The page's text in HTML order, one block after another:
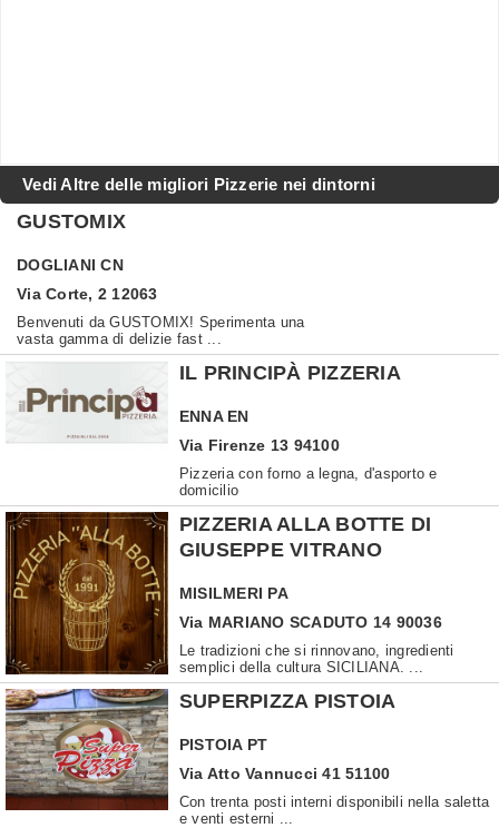
Vedi Altre delle migliori Pizzerie nei dintorni
GUSTOMIX
DOGLIANI CN
Via Corte, 2 12063
Benvenuti da GUSTOMIX! Sperimenta una
vasta gamma di delizie fast ...
IL PRINCIPÀ PIZZERIA
ENNA EN
Via Firenze 13 94100
Pizzeria con forno a legna, d'asporto e
domicilio
PIZZERIA ALLA BOTTE DI
GIUSEPPE VITRANO
MISILMERI PA
Via MARIANO SCADUTO 14 90036
Le tradizioni che si rinnovano, ingredienti
semplici della cultura SICILIANA. ...
SUPERPIZZA PISTOIA
PISTOIA PT
Via Atto Vannucci 41 51100
Con trenta posti interni disponibili nella saletta
e venti esterni ...